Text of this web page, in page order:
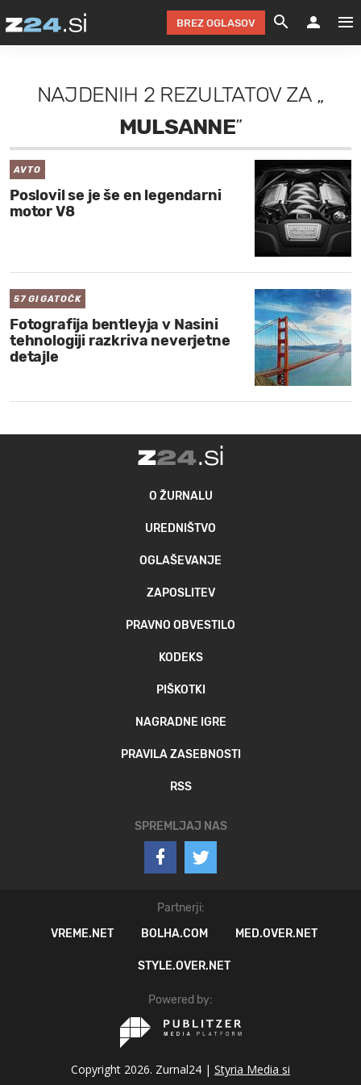
FESTIVAL ZA
E-
FILM &
ODNOSI
HOROSKOP
SEM
NA
IZ
POD
NA
ŽURNAL
MOJ
BREZ OGLASOV
NAJDENIH 2 REZULTATOVZA„
MULSANNE”
AVTO
Poslovil se je še en legendarni
motor V8
57 GIGATOČK
Fotografija bentleyja v Nasini
tehnologiji razkriva neverjetne
detajle
O ŽURNALU
UREDNIŠTVO
OGLAŠEVANJE
ZAPOSLITEV
PRAVNO OBVESTILO
KODEKS
PIŠKOTKI
NAGRADNE IGRE
PRAVILA ZASEBNOSTI
RSS
SPREMLJAJ NAS
Partnerji:
VREME.NET
BOLHA.COM MED.OVER.NET
STYLE.OVER.NET
Powered by:
Copyright 2026. Zurnal24 | Styria Media si